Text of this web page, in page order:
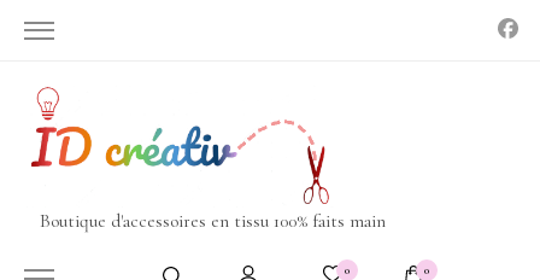
Boutique d'accessoires en tissu 100% faits main
0 0